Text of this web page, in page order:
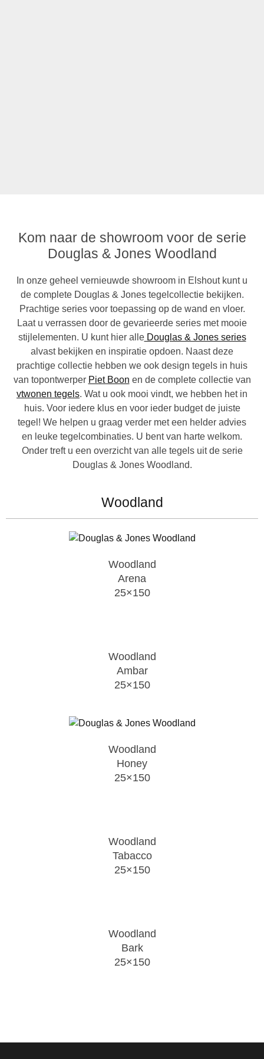
Kom naar de showroom voor de serie
Douglas & Jones Woodland
In onze geheel vernieuwde showroom in Elshout kunt u
de complete Douglas & Jones tegelcollectie bekijken.
Prachtige series voor toepassing op de wand en vloer.
Laat u verrassen door de gevarieerde series met mooie
stijlelementen. U kunt hier alleDouglas & Jones series
alvast bekijken en inspiratie opdoen. Naast deze
prachtige collectie hebben we ook design tegels in huis
van topontwerper Piet Boon en de complete collectie van
vtwonen tegels. Wat u ook mooi vindt, we hebben het in
huis. Voor iedere klus en voor ieder budget de juiste
tegel! We helpen u graag verder met een helder advies
en leuke tegelcombinaties. U bent van harte welkom.
Onder treft u een overzicht van alle tegels uit de serie
Douglas & Jones Woodland.
Woodland
Woodland
Arena
25×150
Woodland
Ambar
25×150
Woodland
Honey
25×150
Woodland
Tabacco
25×150
Woodland
Bark
25×150